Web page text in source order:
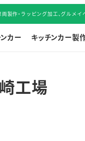
作・ラッピング加工、グルメイ
カー キッチンカー製
工場